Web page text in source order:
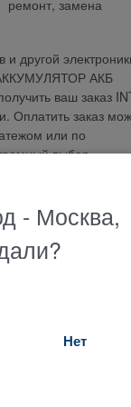
ремонт, замена
другой
АККУМУЛЯТОР АКБ
ваш заказ
заказ
или по
выбор
тачскрин,
ответит на
- Москва,
Нет